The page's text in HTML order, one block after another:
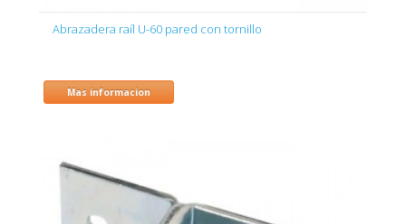
Abrazadera raíl U-60 pared con tornillo
Mas informacion